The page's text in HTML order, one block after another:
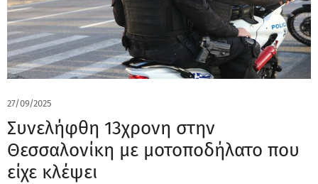
27/09/2025
Συνελήφθη 13χρονη στην
Θεσσαλονίκη με μοτοποδήλατο που
είχε κλέψει